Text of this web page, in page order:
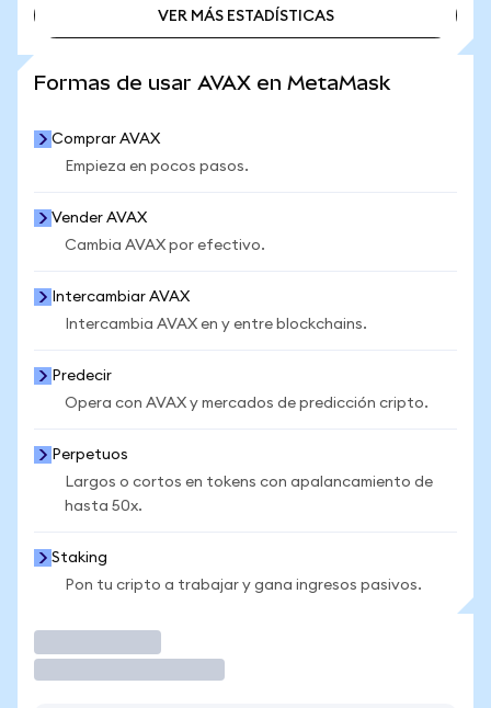
VER MÁS ESTADÍSTICAS
Formas de usar AVAX en MetaMask
Comprar AVAX
Empieza en pocos pasos.
Vender AVAX
Cambia AVAX por efectivo.
Intercambiar AVAX
Intercambia AVAX en y entre blockchains.
Predecir
Opera con AVAX y mercados de predicción cripto.
Perpetuos
Largos o cortos en tokens con apalancamiento de
hasta 50x.
Staking
Pon tu cripto a trabajar y gana ingresos pasivos.